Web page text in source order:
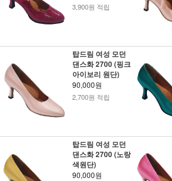
3,900원 적립
탑드림 여성 모던
댄스화 2700 (핑크
아이보리 원단)
90,000원
2,700원 적립
탑드림 여성 모던
댄스화 2700 (노랑
색원단)
90,000원